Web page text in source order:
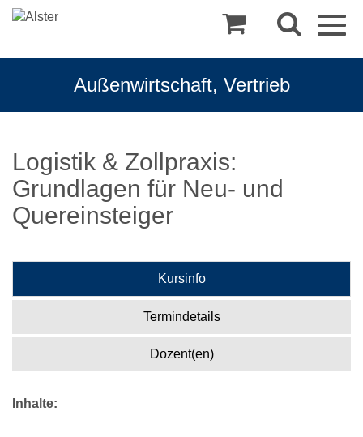
Außenwirtschaft, Vertrieb
Logistik & Zollpraxis:
Grundlagen für Neu- und
Quereinsteiger
Kursinfo
Termindetails
Dozent(en)
Inhalte: